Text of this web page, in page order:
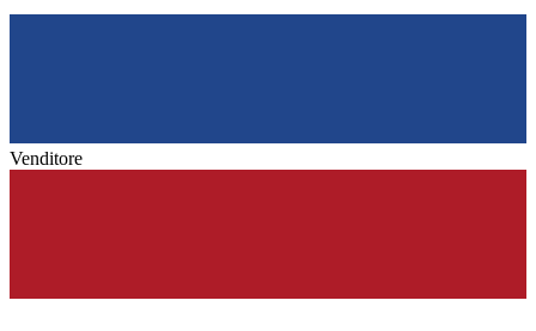
Venditore